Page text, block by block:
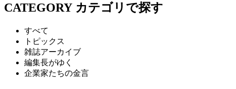
CATEGORY カテゴリで探す
すべて
トピックス
雑誌アーカイブ
編集長がゆく
企業家たちの金言